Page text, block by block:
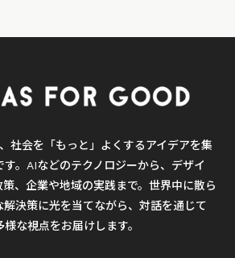
社会を「もっと」よくするアイデアを集
。AIなどのテクノロジーから、デザイ
、企業や地域の実践まで。世界中に散ら
解決策に光を当てながら、対話を通じて
な視点をお届けします。